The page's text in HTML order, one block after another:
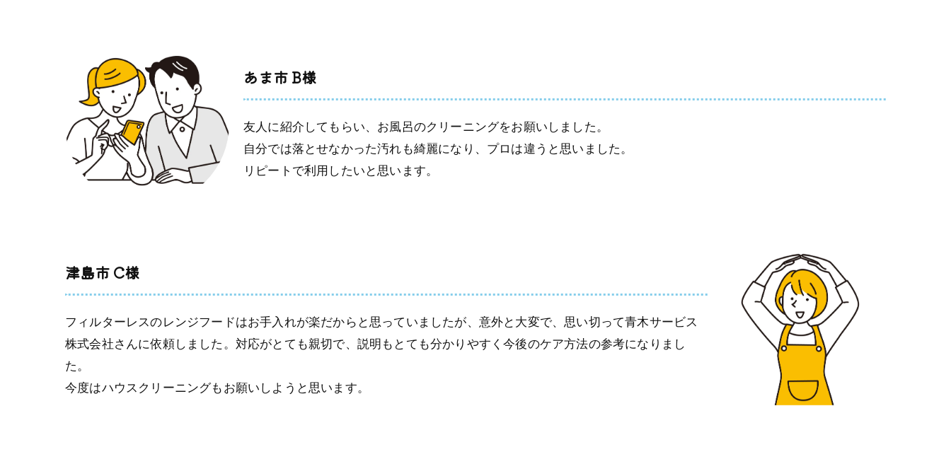
あま市 B様
友人に紹介してもらい、お風呂のクリーニングをお願いしました。
自分では落とせなかった汚れも綺麗になり、プロは違うと思いました。
リピートで利用したいと思います。
津島市 C様
フィルターレスのレンジフードはお手入れが楽だからと思っていましたが、意外と大変で、思い切って青木サービス
株式会社さんに依頼しました。対応がとても親切で、説明もとても分かりやすく今後のケア方法の参考になりまし
た。
今度はハウスクリーニングもお願いしようと思います。